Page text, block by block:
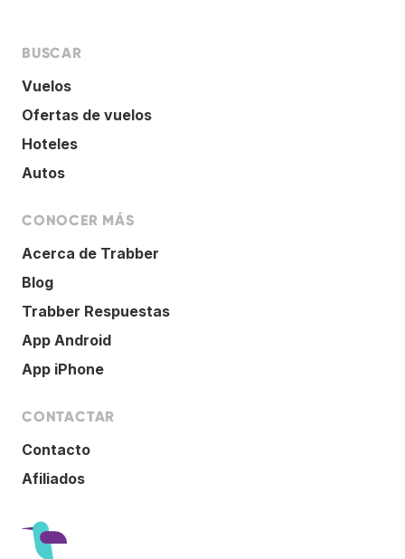
BUSCAR
Vuelos
Ofertas de vuelos
Hoteles
Autos
CONOCER MÁS
Acerca de Trabber
Blog
Trabber Respuestas
App Android
App iPhone
CONTACTAR
Contacto
Afiliados